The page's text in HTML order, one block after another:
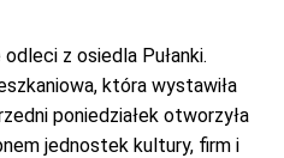
z osiedla Pułanki.
która wystawiła
poniedziałek otworzyła
jednostek kultury, firm i